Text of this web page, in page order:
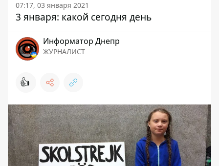
07:17, 03 января 2021
3 января: какой сегодня день
Информатор Днепр
ЖУРНАЛИСТ
👍